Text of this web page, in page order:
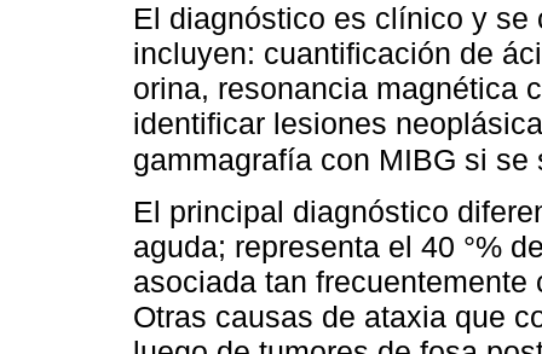
El diagnóstico es clínico y se
incluyen: cuantificación de
orina, resonancia magnética
identificar lesiones
gammagrafía con MIBG si
El principal diagnóstico
aguda; representa el 40 °%
asociada tan
Otras causas de ataxia que